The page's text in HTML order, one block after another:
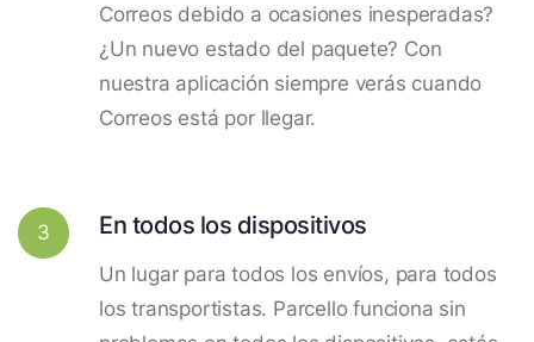
Correos debido a ocasiones inesperadas?
¿Un nuevo estado del paquete? Con
nuestra aplicación siempre verás cuando
Correos está por llegar.
3 En todos los dispositivos
Un lugar para todos los envíos, para todos
los transportistas. Parcello funciona sin